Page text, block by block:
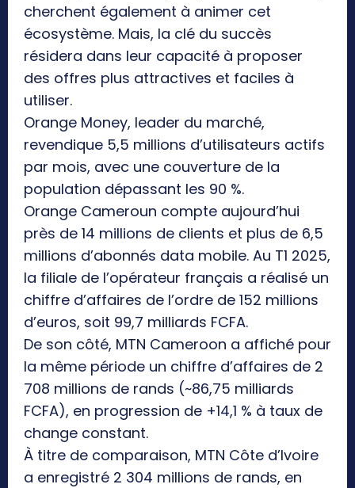
cherchent également à animer cet
écosystème. Mais, la clé du succès
résidera dans leur capacité à proposer
des offres plus attractives et faciles à
utiliser.
Orange Money, leader du marché,
revendique 5,5 millions d’utilisateurs actifs
par mois, avec une couverture de la
population dépassant les 90 %.
Orange Cameroun compte aujourd’hui
près de 14 millions de clients et plus de 6,5
millions d’abonnés data mobile. Au T1 2025,
la filiale de l’opérateur français a réalisé un
chiffre d’affaires de l’ordre de 152 millions
d’euros, soit 99,7 milliards FCFA.
De son côté, MTN Cameroon a affiché pour
la même période un chiffre d’affaires de 2
708 millions de rands (~86,75 milliards
FCFA), en progression de +14,1 % à taux de
change constant.
À titre de comparaison, MTN Côte d’Ivoire
a enregistré 2 304 millions de rands, en